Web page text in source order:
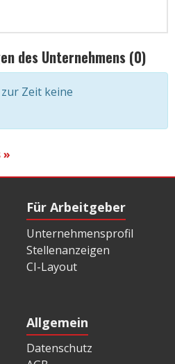
des Unternehmens (0)
Zeit keine
»
Für Arbeitgeber
Unternehmensprofil
Stellenanzeigen
CI-Layout
Allgemein
Datenschutz